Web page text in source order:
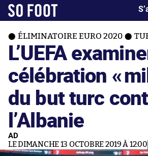
ÉLIMINATOIRE EURO 2020
L’UEFA
célébration «
du but turc
l’Albanie
AD
LE DIMANCHE 13 OCTOBRE 2019 À 12:00